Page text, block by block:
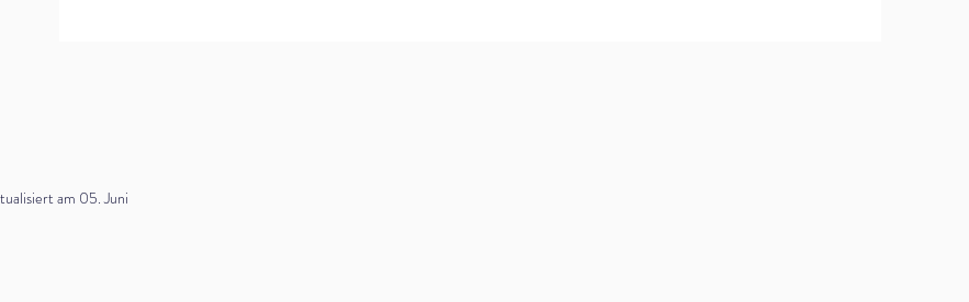
am 05. Juni